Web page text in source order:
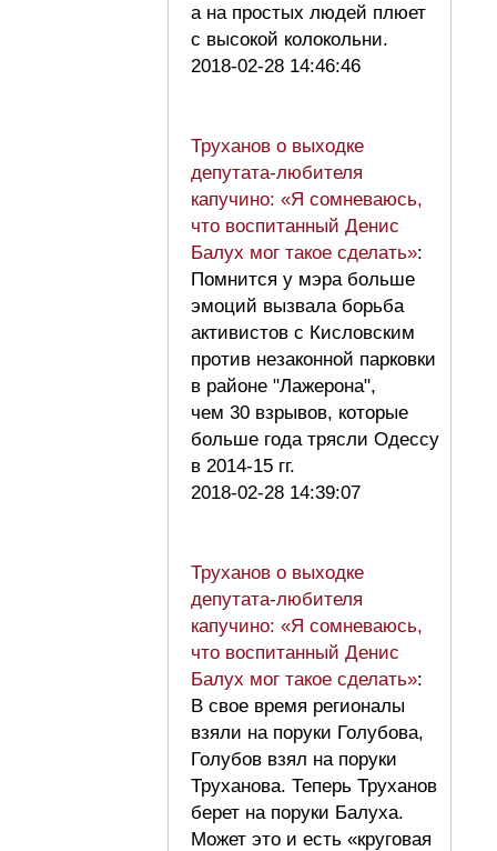
а на простых людей плюет
с высокой колокольни.
2018-02-28 14:46:46
Труханов о выходке
депутата-любителя
капучино: «Я сомневаюсь,
что воспитанный Денис
Балух мог такое сделать»:
Помнится у мэра больше
эмоций вызвала борьба
активистов с Кисловским
против незаконной парковки
в районе "Лажерона",
чем 30 взрывов, которые
больше года трясли Одессу
в 2014-15 гг.
2018-02-28 14:39:07
Труханов о выходке
депутата-любителя
капучино: «Я сомневаюсь,
что воспитанный Денис
Балух мог такое сделать»:
В свое время регионалы
взяли на поруки Голубова,
Голубов взял на поруки
Труханова. Теперь Труханов
берет на поруки Балуха.
Может это и есть «круговая